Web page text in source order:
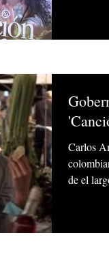
Carlos
de el